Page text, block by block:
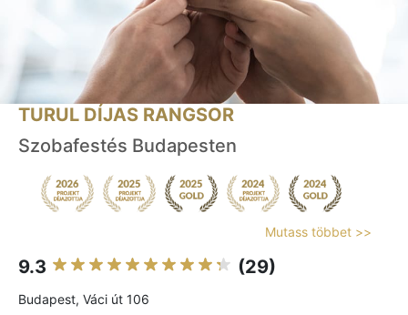
TURUL DÍJAS RANGSOR
Szobafestés Budapesten
Mutass többet >>
9.3 (29)
Budapest, Váci út 106